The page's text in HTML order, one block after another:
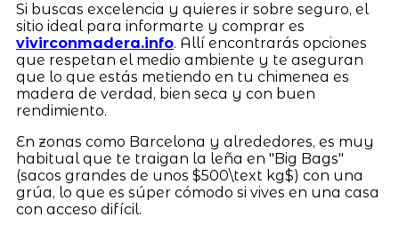
Si buscas excelencia y quieres ir sobre seguro, el
sitio ideal para informarte y comprar es
vivirconmadera.info. Allí encontrarás opciones
que respetan el medio ambiente y te aseguran
que lo que estás metiendo en tu chimenea es
madera de verdad, bien seca y con buen
rendimiento.
En zonas como Barcelona y alrededores, es muy
habitual que te traigan la leña en "Big Bags"
(sacos grandes de unos $500\text kg$) con una
grúa, lo que es súper cómodo si vives en una casa
con acceso difícil.